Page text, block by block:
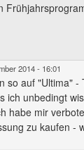
2014 - 16:01
so auf "Ultima" -
ich unbedingt
habe mir
zu kaufen -